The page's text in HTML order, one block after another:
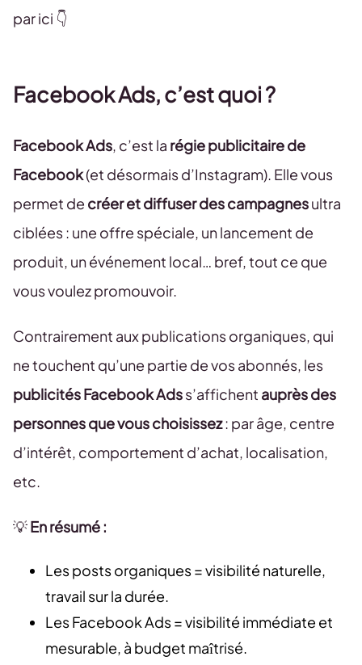
par ici 👇
Facebook Ads, c’est quoi ?
Facebook Ads, c’est la régie publicitaire de
Facebook(et désormais d’Instagram). Elle vous
permet de créer et diffuser des campagnesultra
ciblées : une offre spéciale, un lancement de
produit, un événement local… bref, tout ce que
vous voulez promouvoir.
Contrairement aux publications organiques, qui
ne touchent qu’une partie de vos abonnés, les
publicités Facebook Adss’affichent auprès des
personnes que vous choisissez: par âge, centre
d’intérêt, comportement d’achat, localisation,
etc.
💡En résumé :
Les posts organiques = visibilité naturelle,
travail sur la durée.
Les Facebook Ads = visibilité immédiate et
mesurable, à budget maîtrisé.